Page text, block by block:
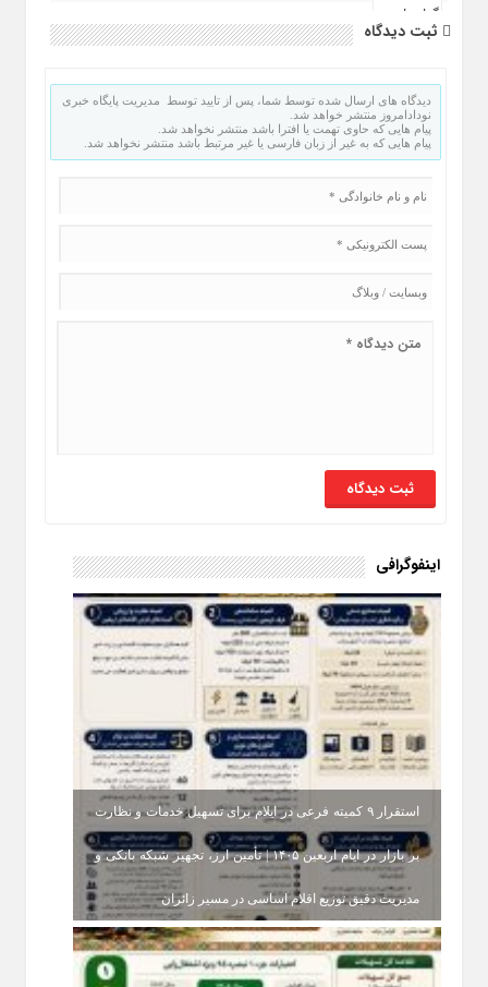
ثبت دیدگاه
دیدگاه های ارسال شده توسط شما، پس از تایید توسط مدیریت پایگاه خبری
نودادامروز منتشر خواهد شد.
پیام هایی که حاوی تهمت یا افترا باشد منتشر نخواهد شد.
پیام هایی که به غیر از زبان فارسی یا غیر مرتبط باشد منتشر نخواهد شد.
اینفوگرافی
استقرار ۹ کمیته فرعی در ایلام برای تسهیل خدمات و نظارت
بر بازار در ایام اربعین ۱۴۰۵ | تأمین ارز، تجهیز شبکه بانکی و
مدیریت دقیق توزیع اقلام اساسی در مسیر زائران